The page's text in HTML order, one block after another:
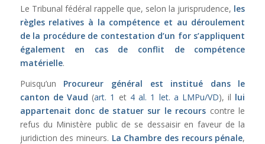
Le Tribunal fédéral rappelle que, selon la jurisprudence, les
règles relatives à la compétence et au déroulement
de la procédure de contestation d’un for s’appliquent
également en cas de conflit de compétence
matérielle.
Puisqu’un Procureur général est institué dans le
canton de Vaud (art. 1 et 4 al. 1 let. a LMPu/VD), il lui
appartenait donc de statuer sur le recours contre le
refus du Ministère public de se dessaisir en faveur de la
juridiction des mineurs. La Chambre des recours pénale,